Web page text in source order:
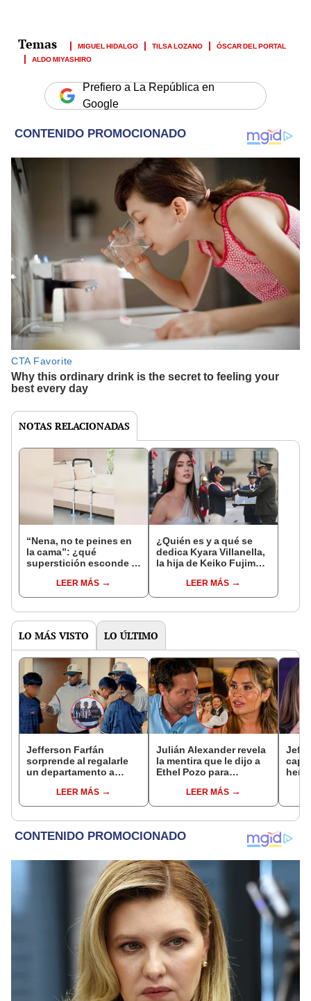
MIGUEL HIDALGO TILSA LOZANO
ÓSCAR DEL PORTAL
ALDO MIYASHIRO
Prefiero a La República en
Google
NOTAS RELACIONADAS
“Nena, no te peines en
la cama”: ¿qué
superstición esconde la
Enanitos Verdes?
LEER MÁS
¿Quién es y a qué se
dedica Kyara Villanella,
la hija de Keiko Fujimori
nivel nacional?
LEER MÁS
LO MÁS VISTO LO ÚLTIMO
Jefferson Farfán
sorprende al regalarle
un departamento a
fútbol: "Lo hago de
corazón"
LEER MÁS
Julián Alexander revela
la mentira que le dijo a
Ethel Pozo para
hubiéramos salido”
LEER MÁS